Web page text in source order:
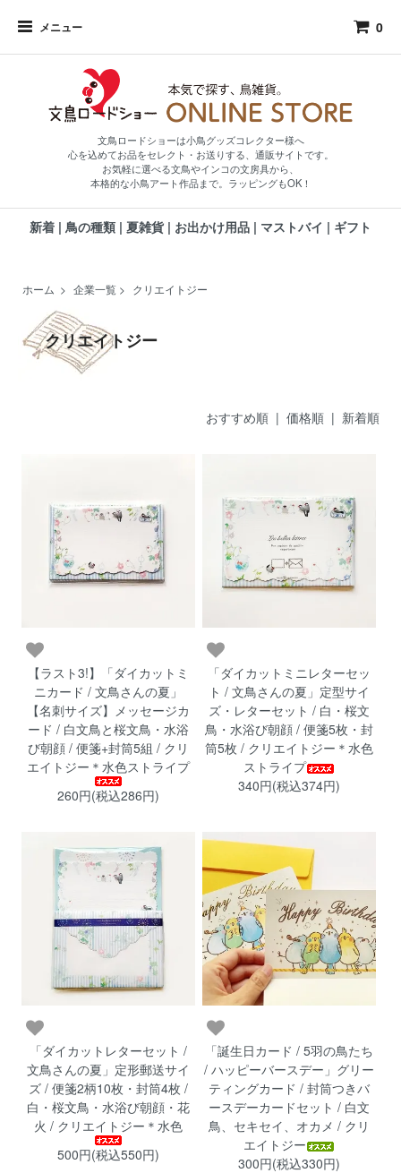
メニュー 0
文鳥ロードショーは小鳥グッズコレクター様へ
心を込めてお品をセレクト・お送りする、通販サイトです。
お気軽に選べる文鳥やインコの文房具から、
本格的な小鳥アート作品まで。ラッピングもOK！
新着 | 鳥の種類 | 夏雑貨 | お出かけ用品 | マストバイ | ギフト
ホーム > 企業一覧 > クリエイトジー
クリエイトジー
おすすめ順 | 価格順| 新着順
【ラスト3!】「ダイカットミ
ニカード / 文鳥さんの夏」
【名刺サイズ】メッセージカ
ード / 白文鳥と桜文鳥・水浴
び朝顔 / 便箋+封筒5組 / クリ
エイトジー＊水色ストライプ
260円(税込286円)
「ダイカットミニレターセッ
ト / 文鳥さんの夏」定型サイ
ズ・レターセット / 白・桜文
鳥・水浴び朝顔 / 便箋5枚・封
筒5枚 / クリエイトジー＊水色
ストライプ
340円(税込374円)
「ダイカットレターセット /
文鳥さんの夏」定形郵送サイ
ズ / 便箋2柄10枚・封筒4枚 /
白・桜文鳥・水浴び朝顔・花
火 / クリエイトジー＊水色
500円(税込550円)
「誕生日カード / 5羽の鳥たち
/ ハッピーバースデー」グリー
ティングカード / 封筒つきバ
ースデーカードセット / 白文
鳥、セキセイ、オカメ / クリ
エイトジー
300円(税込330円)